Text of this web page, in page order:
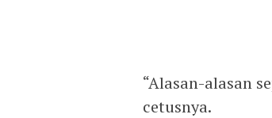
“Alasan-alasan
cetusnya.